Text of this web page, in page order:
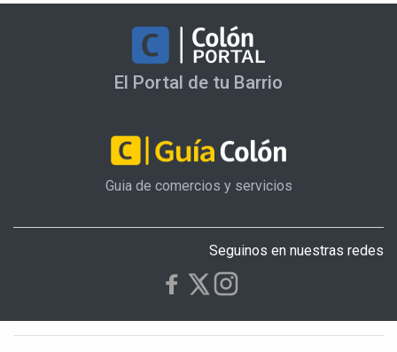
El Portal de tu Barrio
Guia de comercios y servicios
Seguinos en nuestras redes